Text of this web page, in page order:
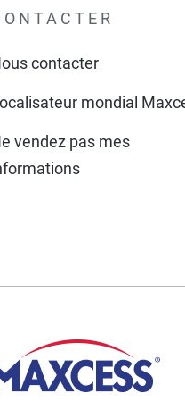
contacter
mondial
vendez pas mes